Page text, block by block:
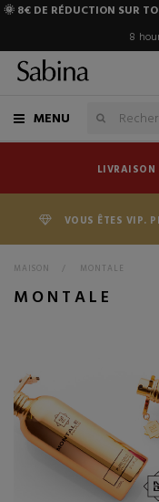
🌞 8€ DE RÉDUCTION SUR
8
MENU
VOUS ÊTES VIP.
MAISON > MONTALE
MONTALE